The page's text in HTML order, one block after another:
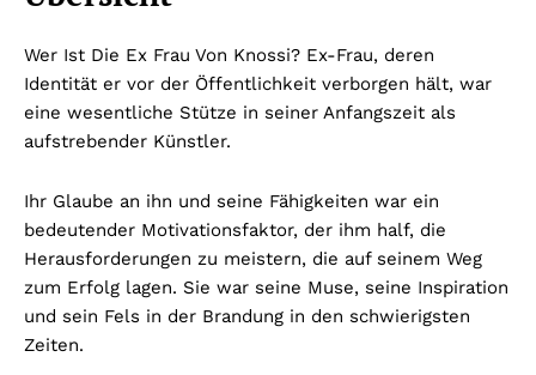
Wer Ist Die Ex Frau Von Knossi? Ex-Frau, deren
Identität er vor der Öffentlichkeit verborgen hält, war
eine wesentliche Stütze in seiner Anfangszeit als
aufstrebender Künstler.
Ihr Glaube an ihn und seine Fähigkeiten war ein
bedeutender Motivationsfaktor, der ihm half, die
Herausforderungen zu meistern, die auf seinem Weg
zum Erfolg lagen. Sie war seine Muse, seine Inspiration
und sein Fels in der Brandung in den schwierigsten
Zeiten.